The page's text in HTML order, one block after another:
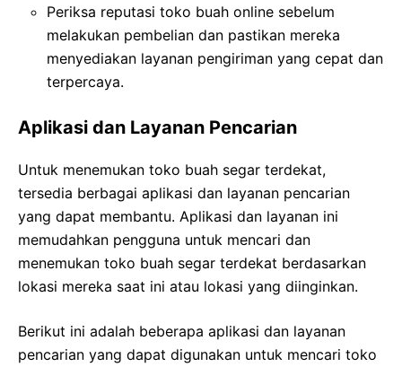
Periksa reputasi toko buah online sebelum
melakukan pembelian dan pastikan mereka
menyediakan layanan pengiriman yang cepat dan
terpercaya.
Aplikasi dan Layanan Pencarian
Untuk menemukan toko buah segar terdekat,
tersedia berbagai aplikasi dan layanan pencarian
yang dapat membantu. Aplikasi dan layanan ini
memudahkan pengguna untuk mencari dan
menemukan toko buah segar terdekat berdasarkan
lokasi mereka saat ini atau lokasi yang diinginkan.
Berikut ini adalah beberapa aplikasi dan layanan
pencarian yang dapat digunakan untuk mencari toko